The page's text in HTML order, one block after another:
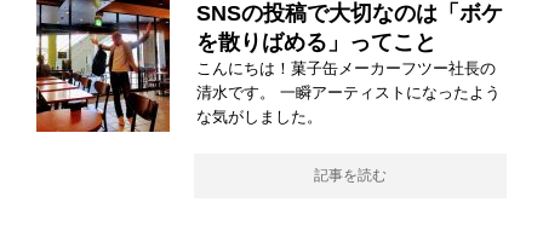
SNSの投稿で大切なのは「ボケ
を散りばめる」ってこと
こんにちは！菓子缶メーカーフツー社長の
清水です。 一瞬アーティストになったよう
な気がしました。
記事を読む